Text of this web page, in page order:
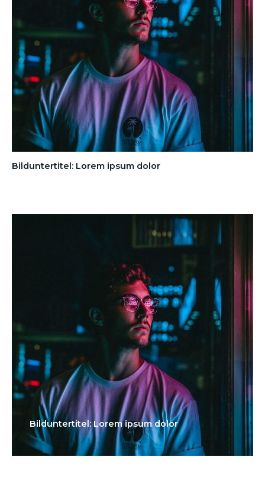
Bilduntertitel: Lorem ipsum dolor
Bilduntertitel: Lorem ipsum dolor